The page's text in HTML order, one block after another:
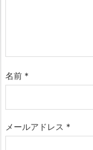
名前 *
メールアドレス *